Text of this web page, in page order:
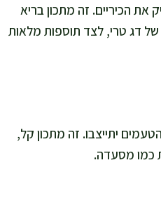
את הכיריים. זה מתכון בריא
דג טרי, לצד תוספות מלאות
קצרה במקרר כדי שהטעמים יתייצבו. זה מתכון קל,
כמו מסעדה.